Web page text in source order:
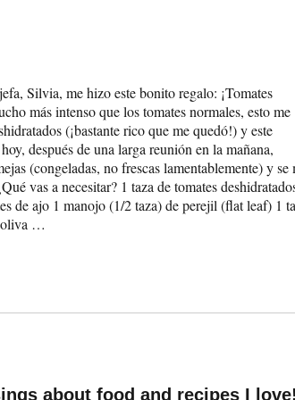
Silvia, me hizo este bonito regalo: ¡Tomates
más intenso que los tomates normales, esto me
(¡bastante rico que me quedó!) y este
después de una larga reunión en la mañana,
(congeladas, no frescas lamentablemente) y se
vas a necesitar? 1 taza de tomates
de ajo 1 manojo (1/2 taza) de perejil (flat leaf) 1
oliva …
about food and recipes I love!